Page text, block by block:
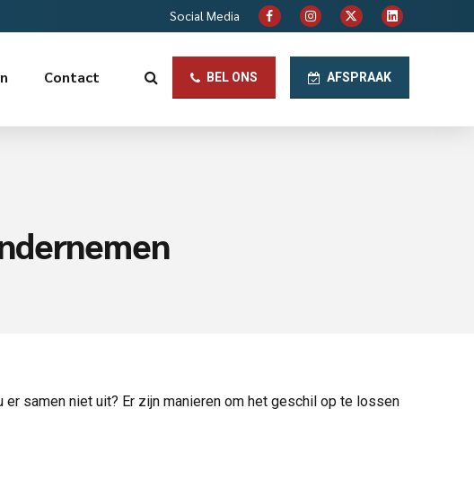
Social Media
BEL ONS AFSPRAAK
Contact
samen niet uit? Er zijn manieren om het geschil op te lossen